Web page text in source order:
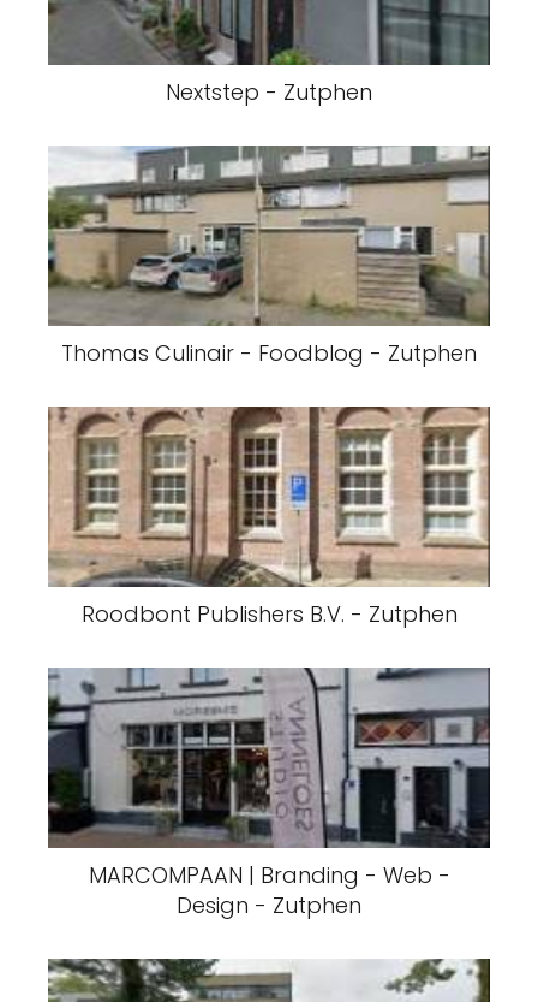
Nextstep - Zutphen
Thomas Culinair - Foodblog - Zutphen
Roodbont Publishers B.V. - Zutphen
MARCOMPAAN | Branding - Web -
Design - Zutphen